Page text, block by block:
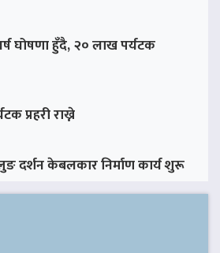
घोषणा हुँदै, २० लाख पर्यटक
प्रहरी राख्ने
दर्शन केबलकार निर्माण कार्य शुरू